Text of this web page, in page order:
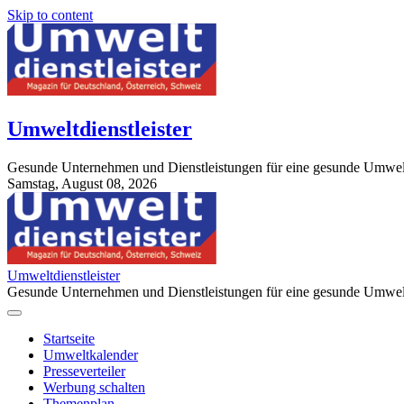
Skip to content
Umweltdienstleister
Gesunde Unternehmen und Dienstleistungen für eine gesunde
Samstag, August 08, 2026
StuttgartApotheke.com
Umweltdienstleister
Gesunde Unternehmen und Dienstleistungen für eine gesunde
Startseite
Umweltkalender
Presseverteiler
Werbung schalten